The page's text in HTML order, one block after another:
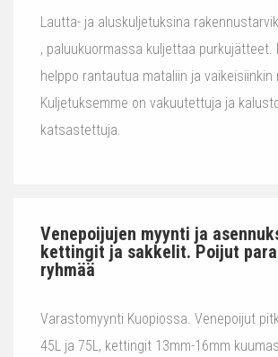
Lautta- ja aluskuljetuksina
, paluukuormassa kuljettaa purkujätteet.
helppo rantautua mataliin ja vaikeisiinkin
Kuljetuksemme on vakuutettuja ja
katsastettuja.
Venepoijujen myynti ja
kettingit ja sakkelit. Poijut
ryhmää
Varastomyynti Kuopiossa. Venepoijut
45L ja 75L, kettingit 13mm-16mm